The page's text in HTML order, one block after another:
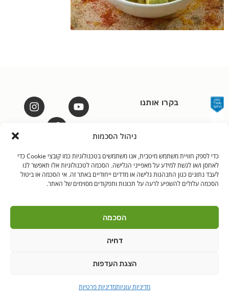
ניהול הסכמות
כדי לספק חוויית משתמש מיטבית, אנו משתמשים בטכנולוגיות כמו קובצי Cookie כדי
לאחסן ו/או לגשת למידע על מאפייני הגלישה. הסכמה לטכנולוגיות אלו תאפשר לנו
לעבד נתונים כגון התנהגות גלישה או מדדים ייחודיים באתר זה. אי הסכמה או ביטול
הסכמה עלולים להשפיע לרעה על תכונות ותפקודים מסוימים של האתר.
הסכמה
דחיה
הצגת העדפות
מדיניות עוגיותמדיניות פרטיות
בקרו אותנו
לאנץ' טיים – ארוחות צהריים לילדים | היובלים 11 הוד"ש
© כל הזכויות שמורות לאנץ'
טיים 2021
PushUp | Digital
Marketing